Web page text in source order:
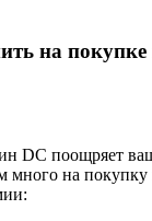
на покупке
DC поощряет
много на покупку